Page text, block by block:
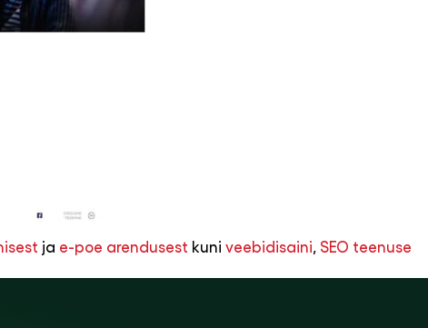
ja e-poe arendusest kuni veebidisaini SEO teenuse